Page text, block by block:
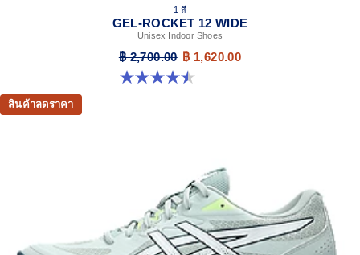
1 สี
GEL-ROCKET 12 WIDE
Unisex Indoor Shoes
฿ 2,700.00 ฿ 1,620.00
4.5 จาก 5 ดาว 8 รีวิว
สินค้าลดราคา